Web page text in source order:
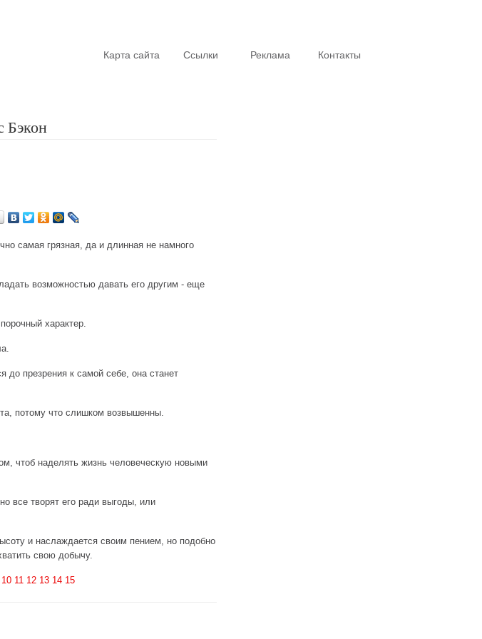
Карта сайта Ссылки Реклама Контакты
Бэкон
самая грязная, да и длинная не намного
возможностью давать его другим - еще
характер.
до презрения к самой себе, она станет
потому что слишком возвышенны.
чтоб наделять жизнь человеческую новыми
все творят его ради выгоды, или
и наслаждается своим пением, но подобно
свою добычу.
10 11 12 13 14 15